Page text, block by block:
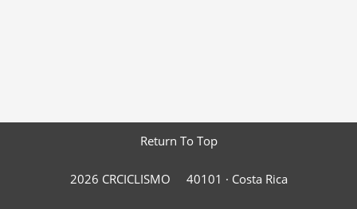
Return To Top
2026 CRCICLISMO 40101 · Costa Rica